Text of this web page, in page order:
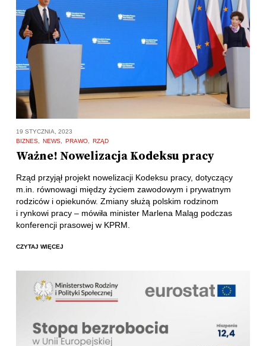
19 STYCZNIA, 2023
BIZNES
NEWS PRAWO RZĄD
Ważne! Nowelizacja Kodeksu pracy
Rząd przyjął projekt nowelizacji Kodeksu pracy, dotyczący
m.in. równowagi między życiem zawodowym i prywatnym
rodziców i opiekunów. Zmiany służą polskim rodzinom
i rynkowi pracy – mówiła minister Marlena Maląg podczas
konferencji prasowej w KPRM.
CZYTAJ WIĘCEJ